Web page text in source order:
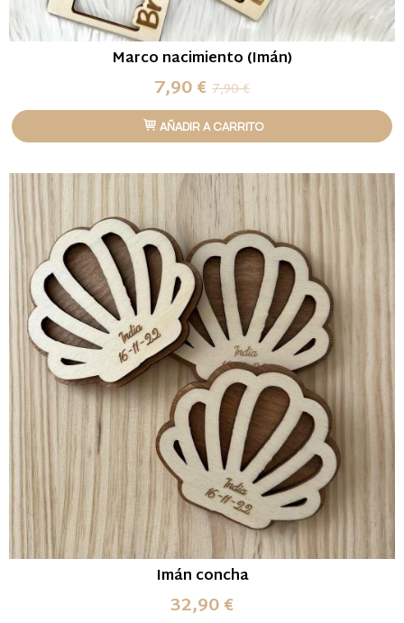
Marco nacimiento (Imán)
7,90 € 7,90 €
AÑADIR A CARRITO
Imán concha
32,90 €